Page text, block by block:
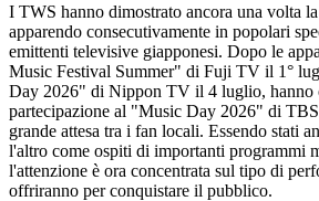
I TWS hanno dimostrato ancora una volta
apparendo consecutivamente in popolari
emittenti televisive giapponesi. Dopo le
Music Festival Summer" di Fuji TV il 1°
Day 2026" di Nippon TV il 4 luglio, hanno
partecipazione al "Music Day 2026" di
grande attesa tra i fan locali. Essendo stati
l'altro come ospiti di importanti programmi
l'attenzione è ora concentrata sul tipo di
offriranno per conquistare il pubblico.